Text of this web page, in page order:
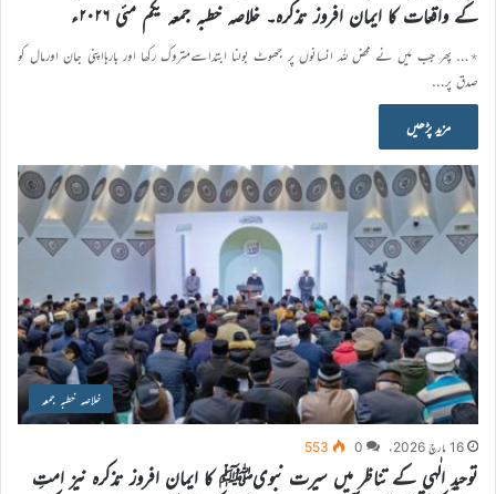
کے واقعات کا ایمان افروز تذکرہ۔ خلاصہ خطبہ جمعہ یکم مئی ۲۰۲۶ء
٭… پھر جب مَیں نے محض للہ انسانوں پر جھوٹ بولنا ابتداسےمتروک رکھا اور بارہااپنی جان اورمال کو
صدق پر…
مزید پڑھیں
خلاصہ خطبہ جمعہ
16 مارچ 2026ء 0
553
توحیدِ الٰہی کے تناظر میں سیرت نبویﷺ کا ایمان افروز تذکرہ نیز امتِ